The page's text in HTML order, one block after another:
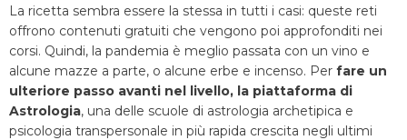
La ricetta sembra essere la stessa in tutti i casi: queste reti
offrono contenuti gratuiti che vengono poi approfonditi nei
corsi. Quindi, la pandemia è meglio passata con un vino e
alcune mazze a parte, o alcune erbe e incenso. Per fare un
ulteriore passo avanti nel livello, la piattaforma di
Astrologia, una delle scuole di astrologia archetipica e
psicologia transpersonale in più rapida crescita negli ultimi